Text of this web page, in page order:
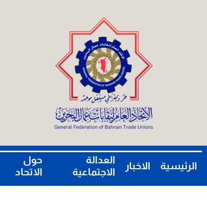
الرئيسية الاخبار
العدالة
الاجتماعية
حول
الاتحاد